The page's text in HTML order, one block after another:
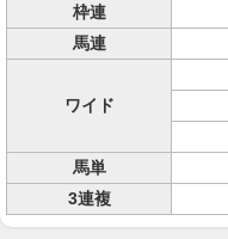
枠連
馬連
ワイド
馬単
3連複